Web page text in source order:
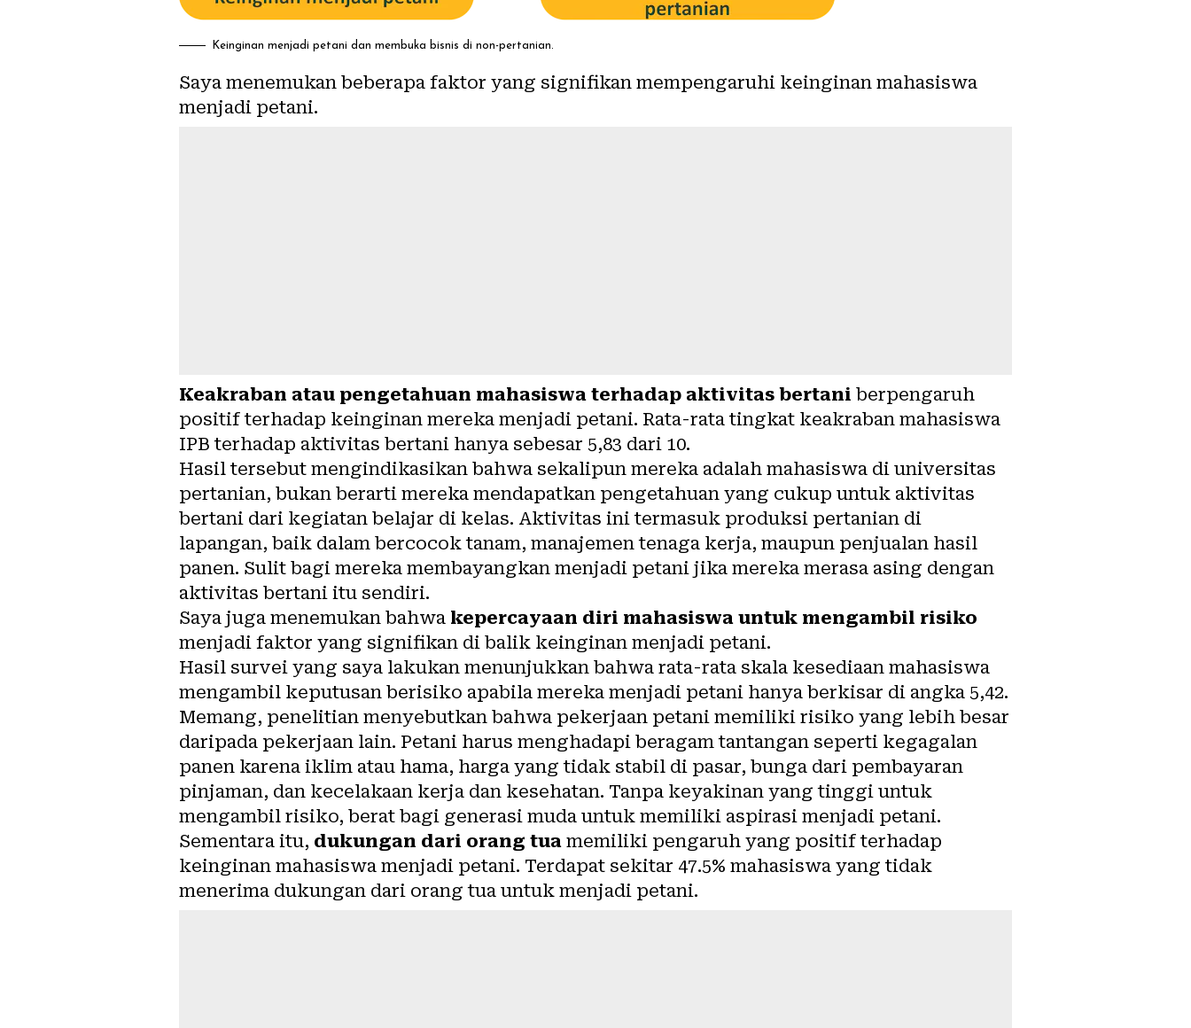
Keinginan menjadi petani dan membuka bisnis di non-pertanian.
Saya menemukan beberapa faktor yang signifikan mempengaruhi keinginan mahasiswa
menjadi petani.
Keakraban atau pengetahuan mahasiswa terhadap aktivitas bertani berpengaruh
positif terhadap keinginan mereka menjadi petani. Rata-rata tingkat keakraban mahasiswa
IPB terhadap aktivitas bertani hanya sebesar 5,83 dari 10.
Hasil tersebut mengindikasikan bahwa sekalipun mereka adalah mahasiswa di universitas
pertanian, bukan berarti mereka mendapatkan pengetahuan yang cukup untuk aktivitas
bertani dari kegiatan belajar di kelas. Aktivitas ini termasuk produksi pertanian di
lapangan, baik dalam bercocok tanam, manajemen tenaga kerja, maupun penjualan hasil
panen. Sulit bagi mereka membayangkan menjadi petani jika mereka merasa asing dengan
aktivitas bertani itu sendiri.
Saya juga menemukan bahwa kepercayaan diri mahasiswa untuk mengambil risiko
menjadi faktor yang signifikan di balik keinginan menjadi petani.
Hasil survei yang saya lakukan menunjukkan bahwa rata-rata skala kesediaan mahasiswa
mengambil keputusan berisiko apabila mereka menjadi petani hanya berkisar di angka 5,42.
Memang, penelitian menyebutkan bahwa pekerjaan petani memiliki risiko yang lebih besar
daripada pekerjaan lain. Petani harus menghadapi beragam tantangan seperti kegagalan
panen karena iklim atau hama, harga yang tidak stabil di pasar, bunga dari pembayaran
pinjaman, dan kecelakaan kerja dan kesehatan. Tanpa keyakinan yang tinggi untuk
mengambil risiko, berat bagi generasi muda untuk memiliki aspirasi menjadi petani.
Sementara itu, dukungan dari orang tua memiliki pengaruh yang positif terhadap
keinginan mahasiswa menjadi petani. Terdapat sekitar 47.5% mahasiswa yang tidak
menerima dukungan dari orang tua untuk menjadi petani.